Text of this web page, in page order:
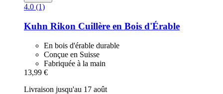
4.0 (1)
Kuhn Rikon Cuillère en Bois d'Érable
En bois d'érable durable
Conçue en Suisse
Fabriquée à la main
13,99 €
Livraison jusqu'au 17 août